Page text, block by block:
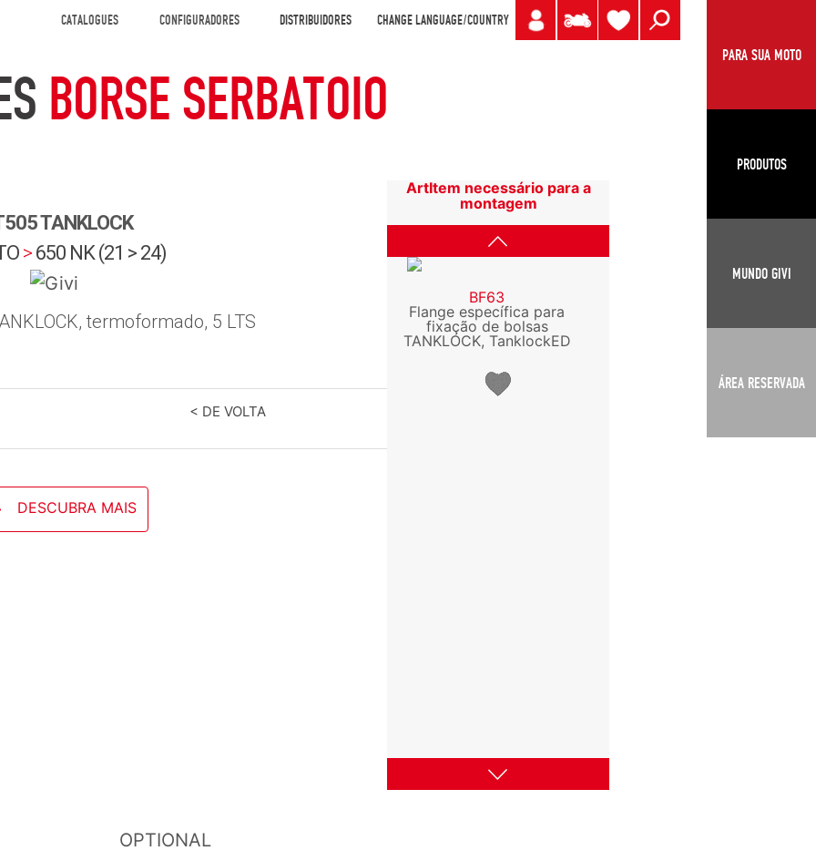
CATALOGUES CONFIGURADORES DISTRIBUIDORES CHANGE LANGUAGE/COUNTRY
PARA SUA MOTO
PRODUTOS
MUNDO GIVI
ÁREA RESERVADA
BORSE SERBATOIO
TANKLOCK
> 650 NK (21 > 24)
termoformado, 5 LTS
< DE VOLTA
DESCUBRA MAIS
ArtItem necessário para a
montagem
BF63
Flange específica para
fixação de bolsas
TANKLOCK, TanklockED
OPTIONAL